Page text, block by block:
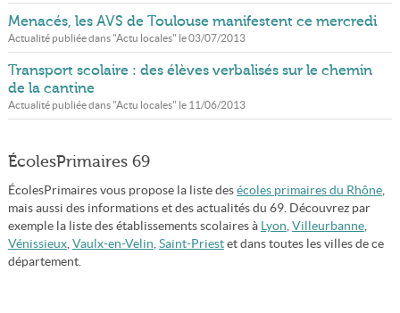
Menacés, les AVS de Toulouse manifestent ce mercredi
Actualité publiée dans "Actu locales" le03/07/2013
Transport scolaire : des élèves verbalisés sur le chemin
de la cantine
Actualité publiée dans "Actu locales" le 11/06/2013
ÉcolesPrimaires 69
ÉcolesPrimaires vous propose la liste des écoles primaires du Rhône,
mais aussi des informations et des actualités du 69. Découvrez par
exemple la liste des établissements scolaires à Lyon, Villeurbanne,
Vénissieux, Vaulx-en-Velin, Saint-Priestet dans toutes les villes de ce
département.